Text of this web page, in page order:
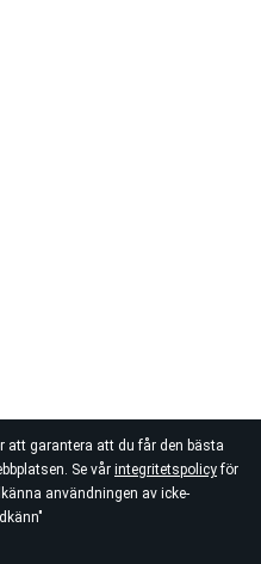
att garantera att du får den bästa
Se vår integritetspolicyför
användningen av icke-